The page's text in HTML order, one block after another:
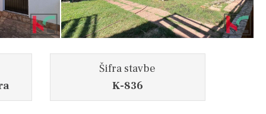
Šifra stavbe
K-836